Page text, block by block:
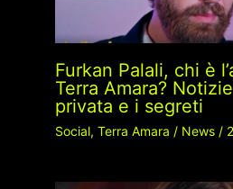
Furkan Palali, chi è
Terra Amara?
privata e i segreti
Social, Terra Amara / News/